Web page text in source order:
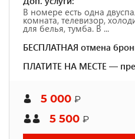
В номере есть одна
комната, телевизор,
для белья, тумба. В ...
БЕСПЛАТНАЯ отмена
ПЛАТИТЕ НА МЕСТЕ —
5 000 ₽
5 500 ₽